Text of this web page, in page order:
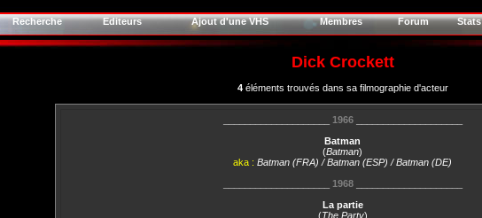
Recherche Editeurs Ajout d'une VHS Membres Forum Stats
Dick Crockett
4éléments trouvés dans sa filmographie d'acteur
1966____________________
Batman
(Batman)
aka : Batman (FRA) / Batman (ESP) / Batman (DE)
1968____________________
La partie
(The Party)